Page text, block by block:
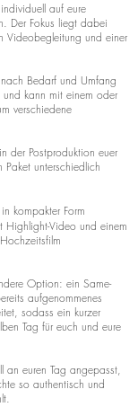
auf eure
Der Fokus liegt dabei
Videobegleitung und einer
Bedarf und Umfang
kann mit einem oder
verschiedene
der Postproduktion euer
unterschiedlich
kompakter Form
Highlight-Video und einem
Option: ein Same-
aufgenommenes
sodass ein kurzer
Tag für euch und eure
an euren Tag angepasst,
so authentisch und